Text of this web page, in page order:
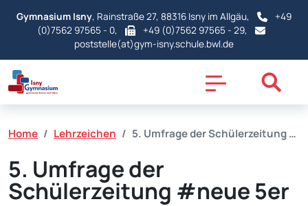
Gymnasium Isny, Rainstraße 27, 88316 Isny im Allgäu,
+49
(0)7562 97565 - 0,
+49 (0)7562 97565 - 29,
poststelle(at)gym-isny.schule.bwl.de
Home Lehrzeichen 5. Umfrage der Schülerzeitung …
5. Umfrage der
Schülerzeitung #neue 5er